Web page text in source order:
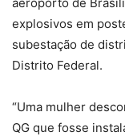
explosivos em
subestação de
Distrito Federal.
“Uma mulher
QG que fosse